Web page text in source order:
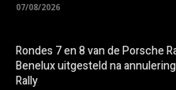
07/08/2026
Rondes 7 en 8 van de Porsche
Benelux uitgesteld na
Rally